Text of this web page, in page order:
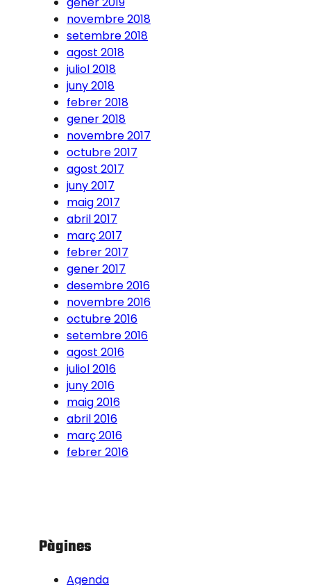
novembre 2018
setembre 2018
agost 2018
juliol 2018
juny 2018
febrer 2018
gener 2018
novembre 2017
octubre 2017
agost 2017
juny 2017
maig 2017
abril 2017
març 2017
febrer 2017
gener 2017
desembre 2016
novembre 2016
octubre 2016
setembre 2016
agost 2016
juliol 2016
juny 2016
maig 2016
abril 2016
març 2016
febrer 2016
Pàgines
Agenda